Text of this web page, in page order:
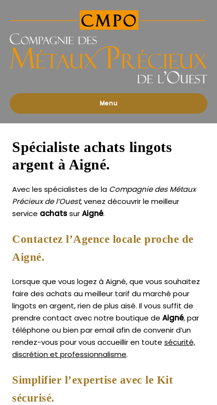
des
Précieux
l'Ouest
Menu
Spécialiste achats lingots
argent à Aigné.
Avec les spécialistes de la Compagnie des Métaux
Précieux de l’Ouest, venez découvrir le meilleur
service achatssurAigné.
Contactez l’Agence locale proche de
Aigné.
Lorsque que vous logez à Aigné, que vous souhaitez
faire des achats au meilleur tarif du marché pour
lingots en argent, rien de plus aisé. Il vous suffit de
prendre contact avec notre boutique de Aigné, par
téléphone ou bien par email afin de convenir d’un
rendez-vous pour vous accueillir en toute sécurité,
discrétion et professionnalisme.
Simplifier l’expertise avec le Kit
sécurisé.